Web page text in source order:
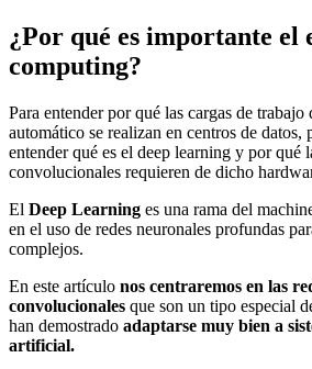
¿Por qué es importante el
computing?
Para entender por qué las cargas de trabajo
automático se realizan en centros de datos,
entender qué es el deep learning y por qué
convolucionales requieren de dicho
El Deep Learning es una rama del
en el uso de redes neuronales profundas
complejos.
En este artículo nos centraremos en las
convolucionales que son un tipo especial
han demostrado adaptarse muy bien a
artificial.